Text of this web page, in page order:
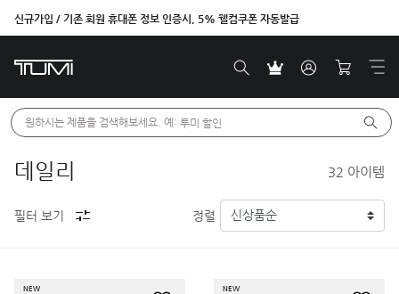
신규가입 / 기존 회원 휴대폰 정보 인증시, 5% 웰컴쿠폰 자동발급
원하시는 제품을 검색해보세요. 예: 투미 할인
데일리 32 아이템
필터 보기 정렬
NEW NEW